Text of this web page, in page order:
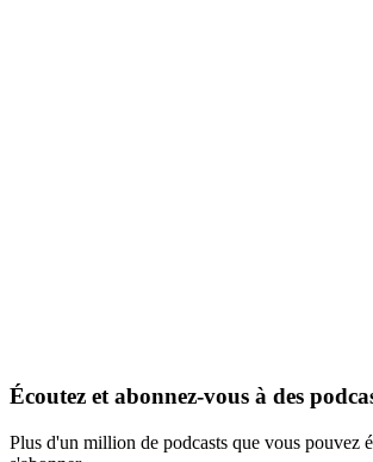
Écoutez et abonnez-vous à des
Plus d'un million de podcasts que vous pouvez